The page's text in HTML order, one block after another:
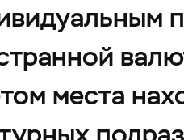
места